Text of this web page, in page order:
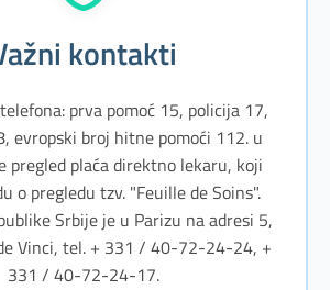
Važni kontakti
prva pomoć 15, policija 17,
evropski broj hitne pomoći 112. u
pregled plaća direktno lekaru, koji
o pregledu tzv. "Feuille de Soins".
Srbije je u Parizu na adresi 5,
Vinci, tel. + 331 / 40-72-24-24, +
331 / 40-72-24-17.